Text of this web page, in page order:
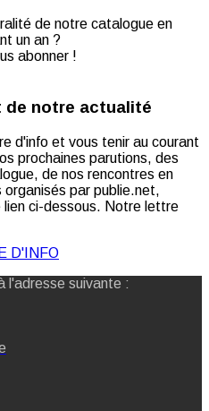
de notre catalogue en
un an ?
abonner !
de notre actualité
d'info et vous tenir au courant
prochaines parutions, des
de nos rencontres en
par publie.net,
lien ci-dessous. Notre lettre
D'INFO
l'adresse suivante :